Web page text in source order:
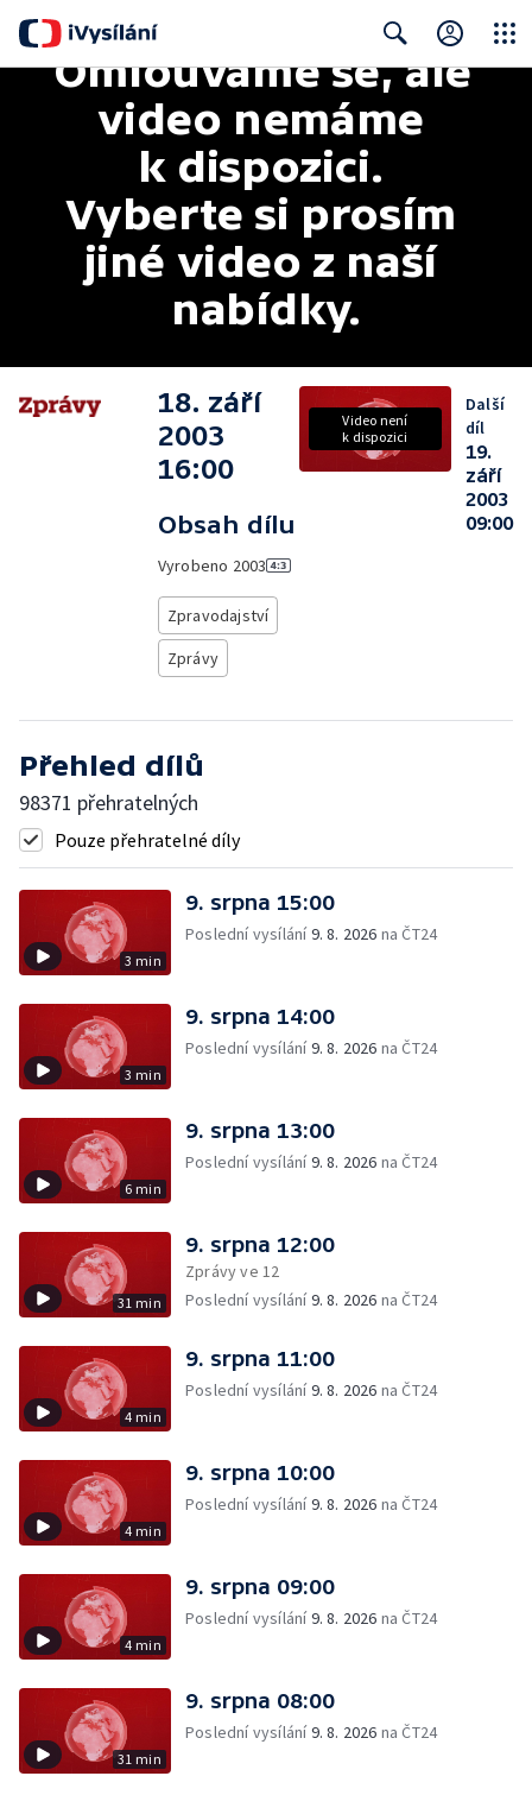
Search
Omlouváme se, ale
video nemáme
k dispozici.
Vyberte si prosím
jiné video z naší
nabídky.
18. září
2003
16:00
Obsah dílu
Vyrobeno 2003
Zpravodajství
Zprávy
Video není
k dispozici
Další
díl
19.
září
2003
09:00
Přehled dílů
98371 přehratelných
Pouze přehratelné díly
3 min
9. srpna 15:00
Poslední vysílání9. 8. 2026 na ČT24
3 min
9. srpna 14:00
Poslední vysílání9. 8. 2026 na ČT24
6 min
9. srpna 13:00
Poslední vysílání9. 8. 2026 na ČT24
31 min
9. srpna 12:00
Zprávy ve 12
Poslední vysílání9. 8. 2026 na ČT24
4 min
9. srpna 11:00
Poslední vysílání9. 8. 2026 na ČT24
4 min
9. srpna 10:00
Poslední vysílání9. 8. 2026 na ČT24
4 min
9. srpna 09:00
Poslední vysílání9. 8. 2026 na ČT24
31 min
9. srpna 08:00
Poslední vysílání9. 8. 2026 na ČT24